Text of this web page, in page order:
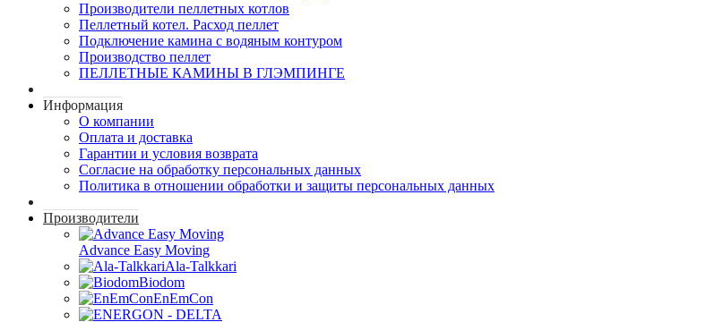
Производители пеллетных котлов
Пеллетный котел. Расход пеллет
Подключение камина с водяным контуром
Производство пеллет
ПЕЛЛЕТНЫЕ КАМИНЫ В ГЛЭМПИНГЕ
Информация
О компании
Оплата и доставка
Гарантии и условия возврата
Согласие на обработку персональных данных
Политика в отношении обработки и защиты персональных данных
Производители
Advance Easy Moving
Ala-Talkkari
Biodom
EnEmCon